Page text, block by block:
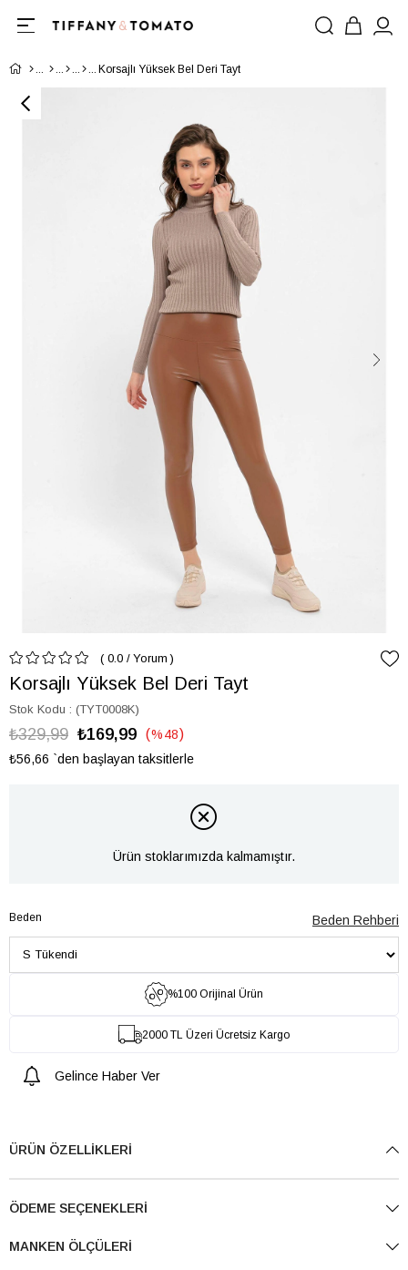
Korsajlı Yüksek Bel Deri Tayt
0.0 / Yorum
Korsajlı Yüksek Bel Deri Tayt
Stok Kodu (TYT0008K)
₺329,99 ₺169,99 %48
İndirim
₺56,66 `den başlayan taksitlerle
Ürün stoklarımızda kalmamıştır.
Beden Beden Rehberi
%100 Orijinal Ürün
2000 TL Üzeri Ücretsiz Kargo
Gelince Haber Ver
ÜRÜN ÖZELLIKLERI
ÖDEME SEÇENEKLERI
MANKEN ÖLÇÜLERI